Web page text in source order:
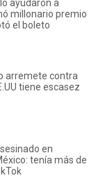
ayudaron a
millonario premio
el boleto
arremete contra
tiene escasez
en
tenía más de